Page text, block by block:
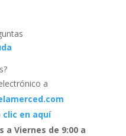
a
clic en aquí
a Viernes de 9:00 a